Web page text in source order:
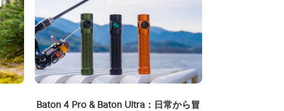
Baton 4 Pro & Baton Ultra：日常から冒